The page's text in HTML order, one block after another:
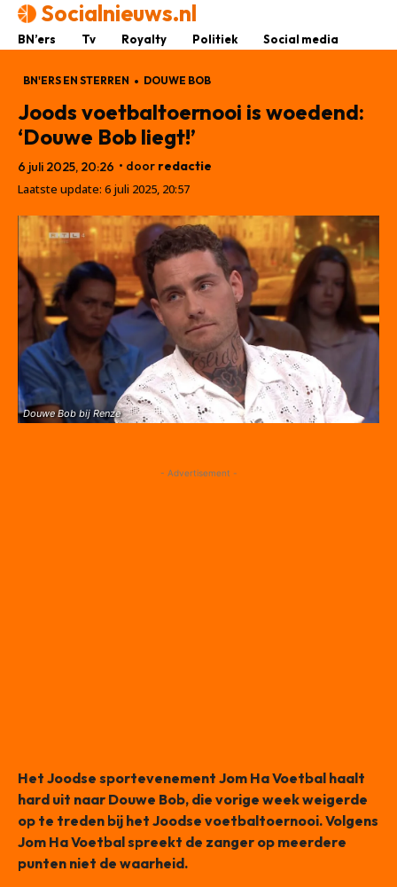
Socialnieuws.nl
BN’ers Tv Royalty Politiek Social media
BN'ERS EN STERREN DOUWE BOB
Joods voetbaltoernooi is woedend:
‘Douwe Bob liegt!’
6 juli 2025, 20:26 • door redactie
Laatste update: 6 juli 2025, 20:57
Douwe Bob bij Renze
- Advertisement -
Het Joodse sportevenement Jom Ha Voetbal haalt
hard uit naar Douwe Bob, die vorige week weigerde
op te treden bij het Joodse voetbaltoernooi. Volgens
Jom Ha Voetbal spreekt de zanger op meerdere
punten niet de waarheid.